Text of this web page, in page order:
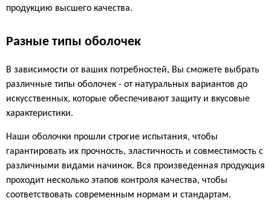
продукцию высшего качества.
Разные типы оболочек
В зависимости от ваших потребностей, Вы сможете выбрать
различные типы оболочек - от натуральных вариантов до
искусственных, которые обеспечивают защиту и вкусовые
характеристики.
Наши оболочки прошли строгие испытания, чтобы
гарантировать их прочность, эластичность и совместимость с
различными видами начинок. Вся произведенная продукция
проходит несколько этапов контроля качества, чтобы
соответствовать современным нормам и стандартам.